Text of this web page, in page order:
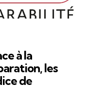
à la
les
de